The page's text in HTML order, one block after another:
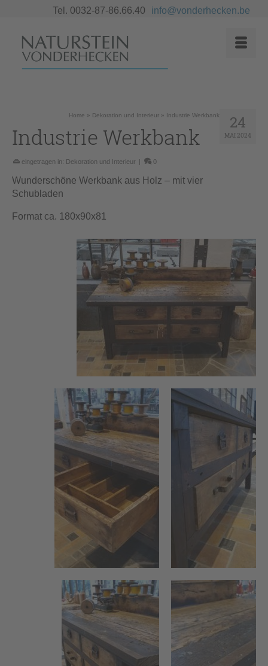
Tel. 0032-87-86.66.40 info@vonderhecken.be
24
MAI 2024
Home » Dekoration und Interieur » Industrie Werkbank
Industrie Werkbank
eingetragen in: Dekoration und Interieur | 0
Wunderschöne Werkbank aus Holz – mit vier
Schubladen
Format ca. 180x90x81